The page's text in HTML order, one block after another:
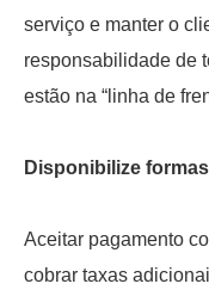
serviço e manter o
responsabilidade de
estão na “linha de
Disponibilize
Aceitar pagamento
cobrar taxas